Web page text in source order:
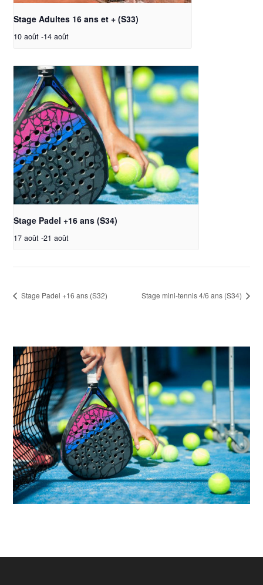
Stage Adultes 16 ans et + (S33)
10 août -14 août
Stage Padel +16 ans (S34)
17 août -21 août
Stage Padel +16 ans (S32) Stage mini-tennis 4/6 ans (S34)